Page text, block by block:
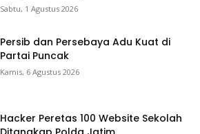
Sabtu, 1 Agustus 2026
Persib dan Persebaya Adu Kuat di
Partai Puncak
Kamis, 6 Agustus 2026
Hacker Peretas 100 Website Sekolah